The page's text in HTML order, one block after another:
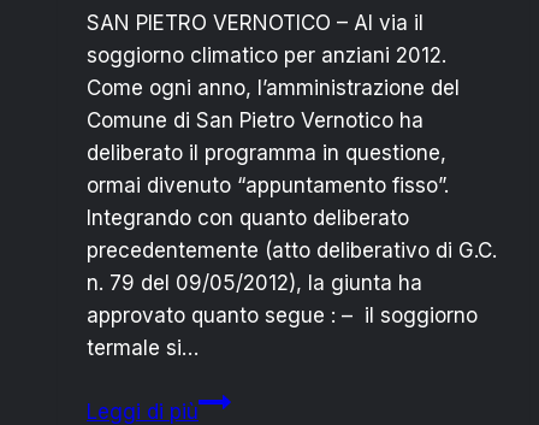
SAN PIETRO VERNOTICO – Al via il
soggiorno climatico per anziani 2012.
Come ogni anno, l’amministrazione del
Comune di San Pietro Vernotico ha
deliberato il programma in questione,
ormai divenuto “appuntamento fisso”.
Integrando con quanto deliberato
precedentemente (atto deliberativo di G.C.
n. 79 del 09/05/2012), la giunta ha
approvato quanto segue : – il soggiorno
termale si…
Leggi di piùCOMUNE